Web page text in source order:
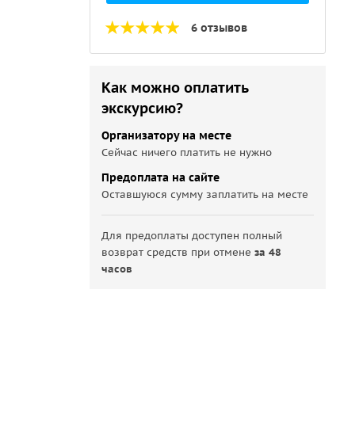
6 отзывов
Как можно оплатить
экскурсию?
Организатору на месте
Сейчас ничего платить не нужно
Предоплата на сайте
Оставшуюся сумму заплатить на месте
Для предоплаты доступен полный
возврат средств при отменеза 48
часов